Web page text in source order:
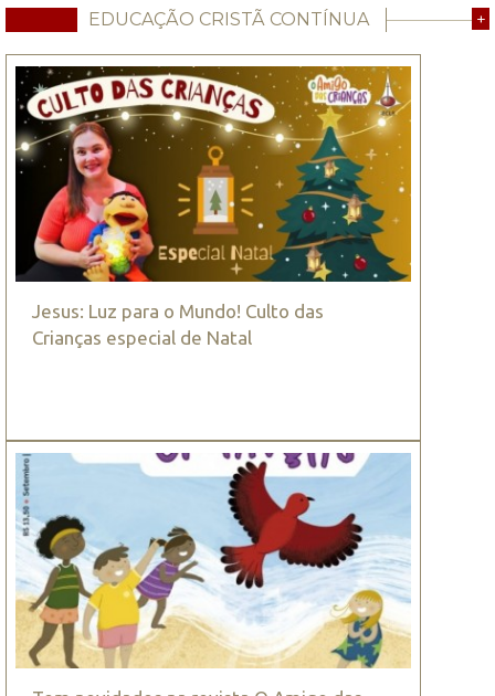
EDUCAÇÃO CRISTÃ CONTÍNUA +
Jesus: Luz para o Mundo! Culto das
Crianças especial de Natal